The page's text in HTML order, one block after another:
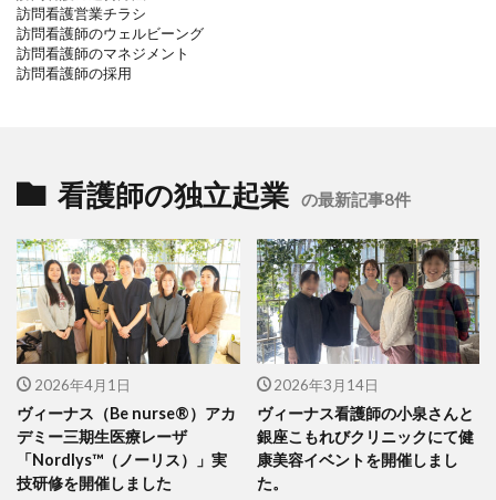
訪問看護営業チラシ
訪問看護師のウェルビーング
訪問看護師のマネジメント
訪問看護師の採用
看護師の独立起業 の最新記事8件
2026年4月1日
ヴィーナス（Be nurse®）アカ
デミー三期生医療レーザ
「Nordlys™（ノーリス）」実
技研修を開催しました
2026年3月14日
ヴィーナス看護師の小泉さんと
銀座こもれびクリニックにて健
康美容イベントを開催しまし
た。